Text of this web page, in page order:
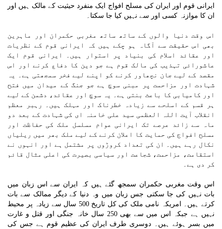
ایرانی قوم اور ایران کی مسلح افواج ایک منفرد حیثیت کے مالک ہیں اور
ان کا موازنہ کسی اور سے نہیں کیا جا سکتا۔
اس وقت دنیا والوں کے ساتھ ساتھ مغربی حکمران اور ماہرین
بھی اس حقیقت سے آگاہ ہو چکے ہیں کہ ایرانی قوم کے نظریات
اور عقائد اسلام کی بنیاد پر استوار ہیں۔ ایرانی قوم ایک
عاشورائی تہذیب کی مالک قوم ہے جو دین کا دفاع کرنے اور اس
مقصد کے لیے جان نچھاور کرنے کو اپنے لیے فخر سمجھتی ہے۔ یہ
شہادت اور مزاحمت پر مبنی سوچ ہے جو جنگ کے میدان میں فتح
اور کامیابی کا باعث بنتی ہے۔ یہ سوچ اور عقائد، دشمن کے لیے
ہر قسم کے اسلحے سے زیادہ خطرناک اور مہلک ہیں۔ رہبر معظم
انقلاب آیت اللہ العظمی سید علی خامنہ ای کی شہادت کے بعد دو
ماہ سے زائد عرصے تک ایرانی عوام مسلسل ملک کی حفاظت اور
مسلح افواج کی حمایت کا اعلان کرنے کے لیے ملک بھر میں ریلیاں
نکال رہے ہیں۔ ان کی تعداد کروڑوں پر مشتمل ہے اور انہوں نے
استقامت، مزاحمت، شجاعت اور سیاسی بصیرت کی اعلی مثال قائم
کر دی ہے۔
اس وقت مغربی حکمران سمجھ گئے ہیں کہ ایران سے اس زبان میں
بات نہیں کی جا سکتی جس زبان میں وہ دنیا کے دیگر ممالک سے بات
کرتے ہیں۔ امریکہ نامی ملک کی کل تاریخ 500 سال سے زیادہ پر محیط
نہیں ہے جبکہ اس میں سے بھی 250 سال خانہ جنگی اور قتل و غارت
میں بسر ہوئے ہیں۔ دوسری طرف ایران کی عظیم قوم ہے جس کی